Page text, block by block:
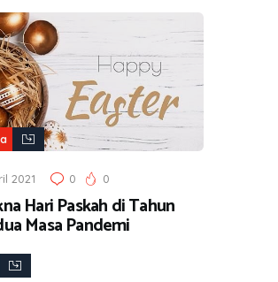
2021 0 0
Hari Paskah di Tahun
Masa Pandemi